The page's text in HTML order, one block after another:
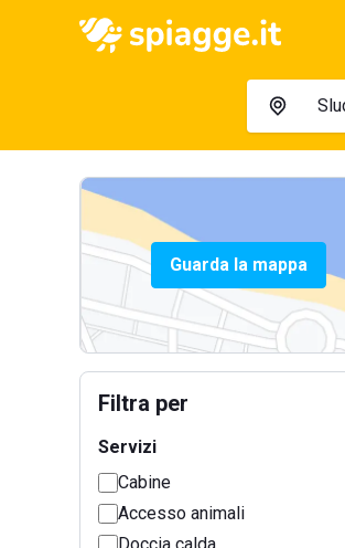
Guarda la mappa
Filtra per
Servizi
Cabine
Accesso animali